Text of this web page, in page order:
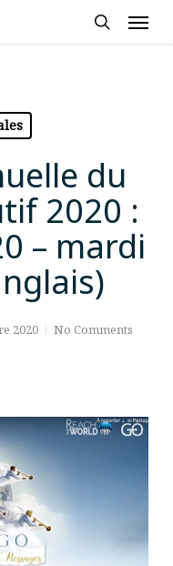
du
2020 :
– mardi
2020 No Comments